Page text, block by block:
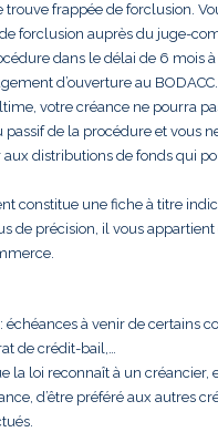
trouve frappée de forclusion.
forclusion auprès du juge-
dans le délai de 6 mois
d’ouverture au BODACC.
votre créance ne pourra
passif de la procédure et vous
distributions de fonds qui
constitue une fiche à titre
de précision, il vous appartient
échéances à venir de certains
de crédit-bail,…
la loi reconnaît à un créancier,
d’être préféré aux autres